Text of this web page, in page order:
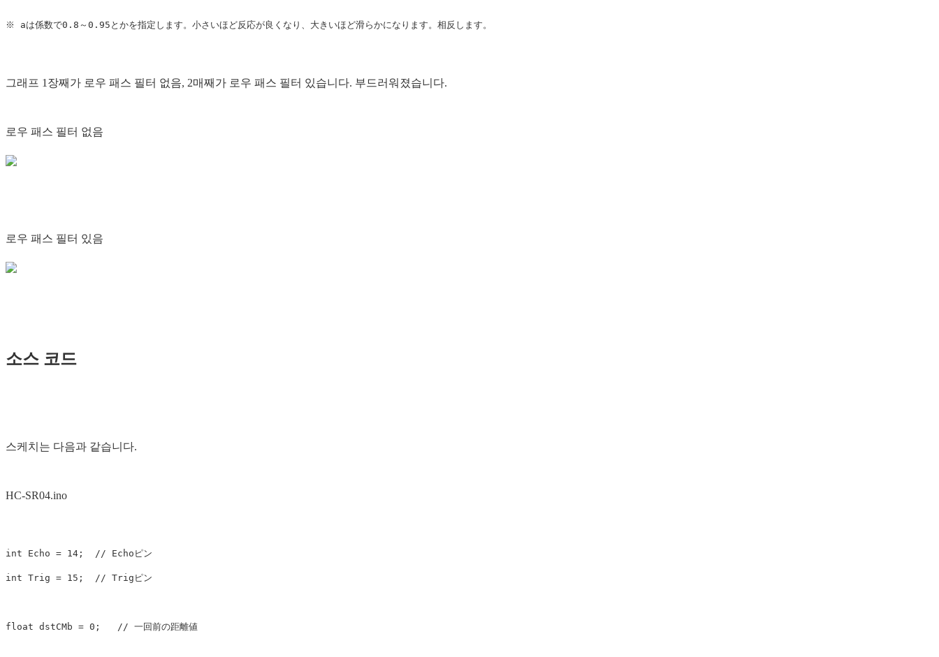
그래프 1장째가 로우 패스 필터 없음, 2매째가 로우 패스 필터 있습니다. 부드러워졌습니다.
로우 패스 필터 없음
로우 패스 필터 있음
소스 코드
스케치는 다음과 같습니다.
HC-SR04.ino
int Echo = 14 ; // Echoピン
int Trig = 15 ; // Trigピン
float dstCMb = 0 ; // 一回前の距離値